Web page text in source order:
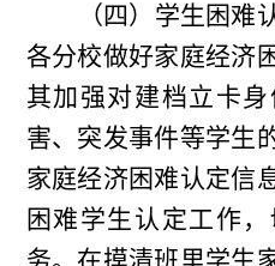
（四）学生困难
各分校做好家庭经济
其加强对建档立卡
害、突发事件等学生
家庭经济困难认定信
困难学生认定工作